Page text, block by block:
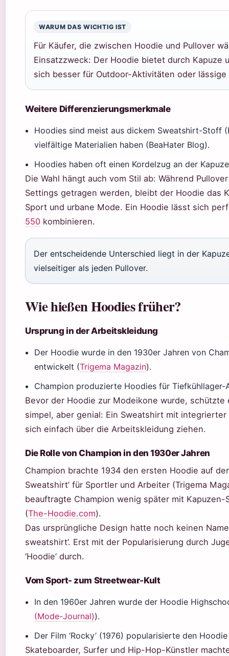
WARUM DAS WICHTIG IST
Für Käufer, die zwischen Hoodie und Pullover
Einsatzzweck: Der Hoodie bietet durch Kapuze
sich besser für Outdoor-Aktivitäten oder
Weitere Differenzierungsmerkmale
Hoodies sind meist aus dickem Sweatshirt-Stoff
vielfältige Materialien haben (BeaHater Blog).
Hoodies haben oft einen Kordelzug an der
Die Wahl hängt auch vom Stil ab: Während
Settings getragen werden, bleibt der Hoodie das
Sport und urbane Mode. Ein Hoodie lässt sich
550 kombinieren.
Der entscheidende Unterschied liegt in der
vielseitiger als jeden Pullover.
Wie hießen Hoodies früher?
Ursprung in der Arbeitskleidung
Der Hoodie wurde in den 1930er Jahren von
entwickelt (Trigema Magazin).
Champion produzierte Hoodies für
Bevor der Hoodie zur Modeikone wurde,
simpel, aber genial: Ein Sweatshirt mit
sich einfach über die Arbeitskleidung ziehen.
Die Rolle von Champion in den 1930er Jahren
Champion brachte 1934 den ersten Hoodie auf
Sweatshirt’ für Sportler und Arbeiter (Trigema
beauftragte Champion wenig später mit
(The-Hoodie.com).
Das ursprüngliche Design hatte noch keinen
sweatshirt’. Erst mit der Popularisierung durch
‘Hoodie’ durch.
Vom Sport- zum Streetwear-Kult
In den 1960er Jahren wurde der Hoodie
(Mode-Journal)).
Der Film ‘Rocky’ (1976) popularisierte den
Skateboarder, Surfer und Hip-Hop-Künstler